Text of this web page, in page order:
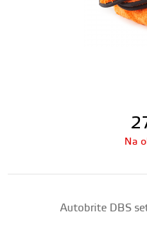
Na
Autobrite DBS